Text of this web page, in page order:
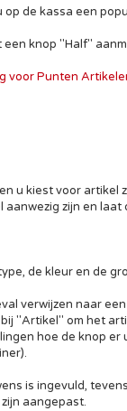
de kassa een
knop "Half"
voor Punten
u kiest voor artikel
zijn en laat
de kleur en de
verwijzen naar
"Artikel" om het
hoe de knop er
is ingevuld,
aangepast.